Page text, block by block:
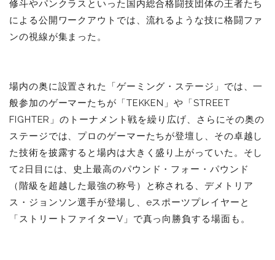
修斗やパンクラスといった国内総合格闘技団体の王者たち
による公開ワークアウトでは、流れるような技に格闘ファ
ンの視線が集まった。
場内の奥に設置された「ゲーミング・ステージ」では、一
般参加のゲーマーたちが「TEKKEN」や「STREET
FIGHTER」のトーナメント戦を繰り広げ、さらにその奥の
ステージでは、プロのゲーマーたちが登壇し、その卓越し
た技術を披露すると場内は大きく盛り上がっていた。そし
て2日目には、 史上最高のパウンド・フォー・パウンド
（階級を超越した最強の称号）と称される、デメトリア
ス・ジョンソン選手が登場し、eスポーツプレイヤーと
「ストリートファイターV」で真っ向勝負する場面も。